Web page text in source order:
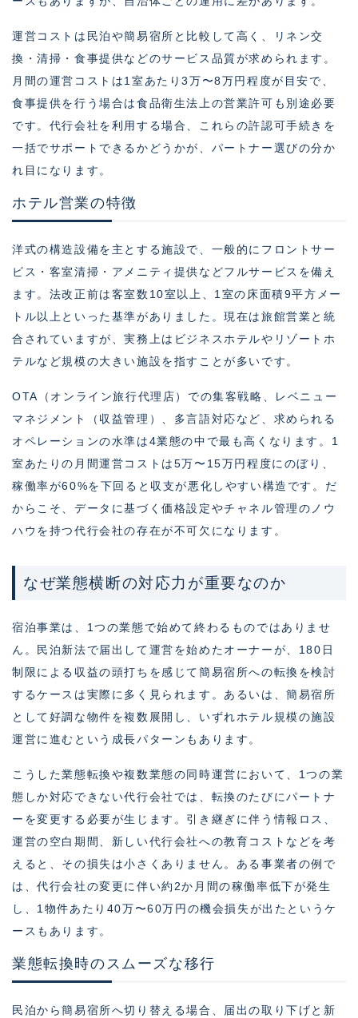
運営コストは民泊や簡易宿所と比較して高く、リネン交
換・清掃・食事提供などのサービス品質が求められます。
月間の運営コストは1室あたり3万〜8万円程度が目安で、
食事提供を行う場合は食品衛生法上の営業許可も別途必要
です。代行会社を利用する場合、これらの許認可手続きを
一括でサポートできるかどうかが、パートナー選びの分か
れ目になります。
ホテル営業の特徴
洋式の構造設備を主とする施設で、一般的にフロントサー
ビス・客室清掃・アメニティ提供などフルサービスを備え
ます。法改正前は客室数10室以上、1室の床面積9平方メー
トル以上といった基準がありました。現在は旅館営業と統
合されていますが、実務上はビジネスホテルやリゾートホ
テルなど規模の大きい施設を指すことが多いです。
OTA（オンライン旅行代理店）での集客戦略、レベニュー
マネジメント（収益管理）、多言語対応など、求められる
オペレーションの水準は4業態の中で最も高くなります。1
室あたりの月間運営コストは5万〜15万円程度にのぼり、
稼働率が60%を下回ると収支が悪化しやすい構造です。だ
からこそ、データに基づく価格設定やチャネル管理のノウ
ハウを持つ代行会社の存在が不可欠になります。
なぜ業態横断の対応力が重要なのか
宿泊事業は、1つの業態で始めて終わるものではありませ
ん。民泊新法で届出して運営を始めたオーナーが、180日
制限による収益の頭打ちを感じて簡易宿所への転換を検討
するケースは実際に多く見られます。あるいは、簡易宿所
として好調な物件を複数展開し、いずれホテル規模の施設
運営に進むという成長パターンもあります。
こうした業態転換や複数業態の同時運営において、1つの業
態しか対応できない代行会社では、転換のたびにパートナ
ーを変更する必要が生じます。引き継ぎに伴う情報ロス、
運営の空白期間、新しい代行会社への教育コストなどを考
えると、その損失は小さくありません。ある事業者の例で
は、代行会社の変更に伴い約2か月間の稼働率低下が発生
し、1物件あたり40万〜60万円の機会損失が出たというケ
ースもあります。
業態転換時のスムーズな移行
民泊から簡易宿所へ切り替える場合、届出の取り下げと新